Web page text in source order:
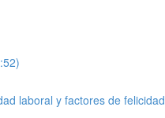
laboral y factores de